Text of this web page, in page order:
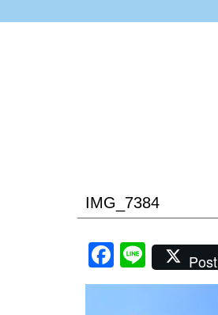
IMG_7384
Facebook
LinePost